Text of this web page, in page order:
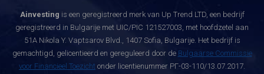
Ainvesting is een geregistreerd merk van Up Trend LTD, een bedrijf
geregistreerd in Bulgarije met UIC/PIC 121527003, met hoofdzetel aan
51A Nikola Y. Vaptsarov Blvd., 1407 Sofia, Bulgarije. Het bedrijf is
gemachtigd, gelicentieerd en gereguleerd door de Bulgaarse Commissie
voor Financieel Toezicht onder licentienummer РГ-03-110/13.07.2017.